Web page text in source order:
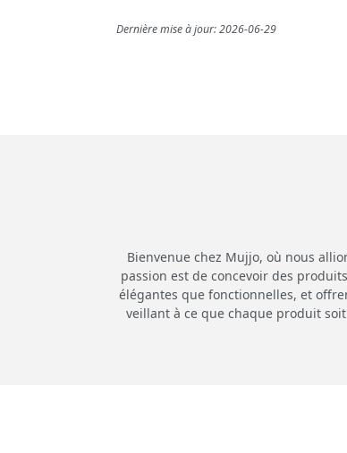
Dernière mise à jour: 2026-06-29
Bienvenue chez Mujjo, où nous
passion est de concevoir des
élégantes que fonctionnelles, et
veillant à ce que chaque produit